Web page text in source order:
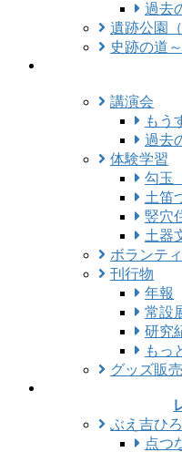
過去
遺跡公園
史跡の道
講演会
もう
過去
体験学習
勾玉
土笛
竪穴
土器
ボランテ
刊行物
年報
常設
研究
もっ
グッズ販売
ぶえ吉ひ
点つ